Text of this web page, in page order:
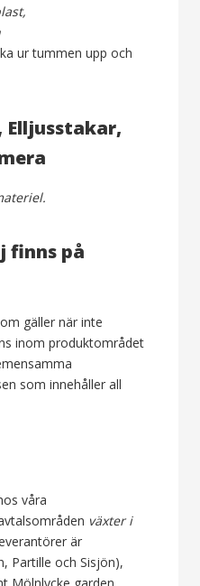
ur tummen upp och
Elljusstakar,
finns på
gäller när inte
inom produktområdet
som innehåller all
våra
växter i
är
Partille och Sisjön),
Mölnlycke garden